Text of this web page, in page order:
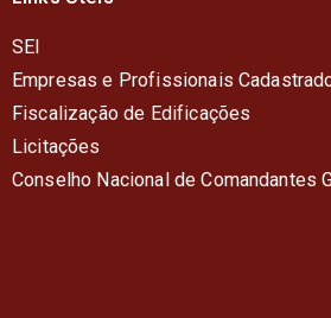
SEI
Empresas e Profissionais
Fiscalização de Edificações
Licitações
Conselho Nacional de Comandantes